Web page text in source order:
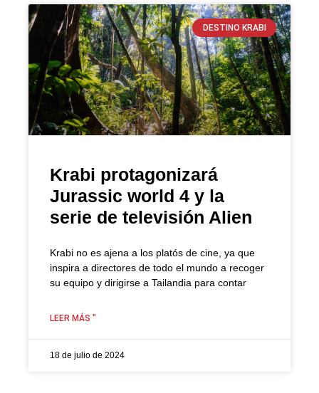
DESTINO KRABI
Krabi protagonizará
Jurassic world 4 y la
serie de televisión Alien
Krabi no es ajena a los platós de cine, ya que
inspira a directores de todo el mundo a recoger
su equipo y dirigirse a Tailandia para contar
LEER MÁS "
18 de julio de 2024